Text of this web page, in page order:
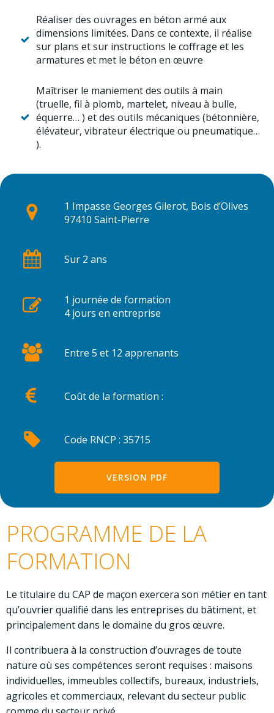
Réaliser des ouvrages en béton armé aux
dimensions limitées. Dans ce contexte, il réalise
sur plans et sur instructions le coffrage et les
armatures et met le béton en œuvre
Maîtriser le maniement des outils à main
(truelle, fil à plomb, martelet, niveau à bulle,
équerre… ) et des outils mécaniques (bétonnière,
élévateur, vibrateur électrique ou pneumatique…
).
1 Impasse Georges Gilerot, Bois d’Olives
97410 Saint-Pierre
Sur 2 ans
1 journée de formation
4 jours en entreprise
Entre 5 et 12 apprenants
Coût de la formation :
Code RNCP : 35715
VERSION PDF
PROGRAMME DE LA
FORMATION
Le titulaire du CAP de maçon exercera son métier en tant
qu’ouvrier qualifié dans les entreprises du bâtiment, et
principalement dans le domaine du gros œuvre.
Il contribuera à la construction d’ouvrages de toute
nature où ses compétences seront requises : maisons
individuelles, immeubles collectifs, bureaux, industriels,
agricoles et commerciaux, relevant du secteur public